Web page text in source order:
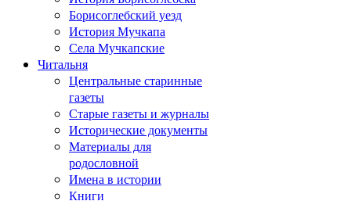
Борисоглебский уезд
История Мучкапа
Села Мучкапские
Читальня
Центральные старинные
газеты
Старые газеты и журналы
Исторические документы
Материалы для
родословной
Имена в истории
Книги